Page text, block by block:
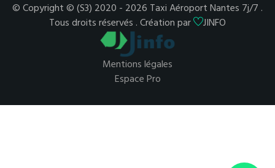
© Copyright © (S3) 2020 - 2026 Taxi Aéroport Nantes 7j/7 .
Tous droits réservés . Création par
JINFO
Mentions légales
Espace Pro